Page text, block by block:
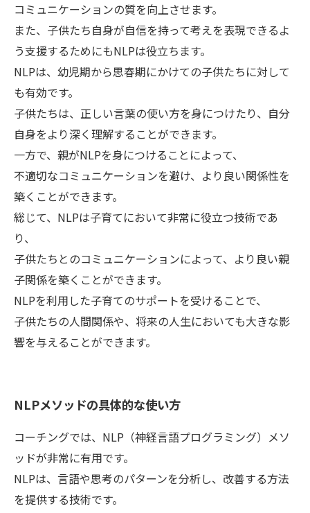
コミュニケーションの質を向上させます。
また、子供たち自身が自信を持って考えを表現できるよ
う支援するためにもNLPは役立ちます。
NLPは、幼児期から思春期にかけての子供たちに対して
も有効です。
子供たちは、正しい言葉の使い方を身につけたり、自分
自身をより深く理解することができます。
一方で、親がNLPを身につけることによって、
不適切なコミュニケーションを避け、より良い関係性を
築くことができます。
総じて、NLPは子育てにおいて非常に役立つ技術であ
り、
子供たちとのコミュニケーションによって、より良い親
子関係を築くことができます。
NLPを利用した子育てのサポートを受けることで、
子供たちの人間関係や、将来の人生においても大きな影
響を与えることができます。
NLPメソッドの具体的な使い方
コーチングでは、NLP（神経言語プログラミング）メソ
ッドが非常に有用です。
NLPは、言語や思考のパターンを分析し、改善する方法
を提供する技術です。